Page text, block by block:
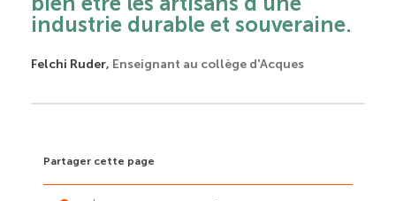
industrie durable et souveraine.
Felchi Ruder, Enseignant au collège d'Acques
Partager cette page